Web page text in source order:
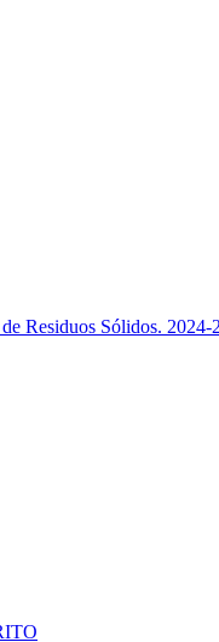
Residuos Sólidos. 2024-